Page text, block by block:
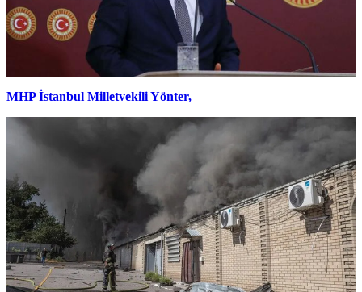
MHP İstanbul Milletvekili Yönter,